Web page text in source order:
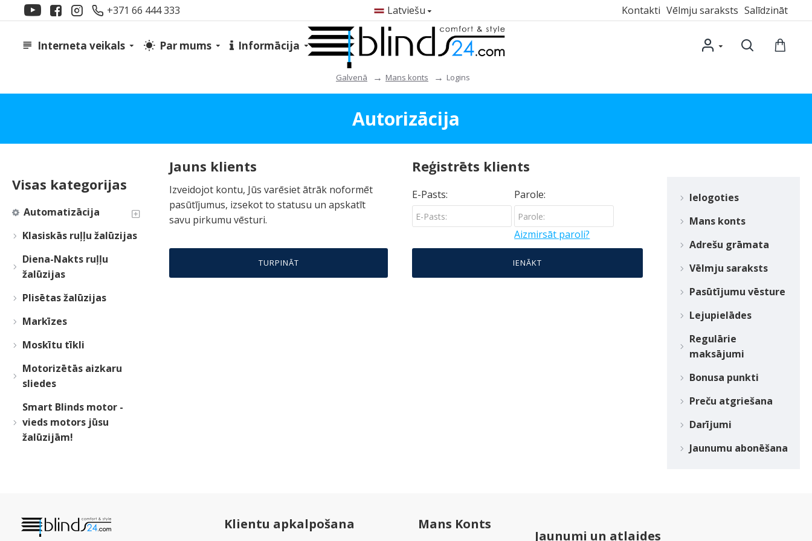
+371 66 444 333 Latviešu Kontakti Vēlmju saraksts Salīdzināt
Interneta veikals Par mums Informācija
Galvenā Mans konts Logins
Autorizācija
Visas kategorijas
Automatizācija
Klasiskās ruļļu žalūzijas
Diena-Nakts ruļļu
žalūzijas
Plisētas žalūzijas
Markīzes
Moskītu tīkli
Motorizētās aizkaru
sliedes
Smart Blinds motor -
vieds motors jūsu
žalūzijām!
Jauns klients
Izveidojot kontu, Jūs varēsiet ātrāk noformēt
pasūtījumus, izsekot to statusu un apskatīt
savu pirkumu vēsturi.
TURPINĀT
Reģistrēts klients
E-Pasts: Parole:
Aizmirsāt paroli?
IENĀKT
Ielogoties
Mans konts
Adrešu grāmata
Vēlmju saraksts
Pasūtījumu vēsture
Lejupielādes
Regulārie
maksājumi
Bonusa punkti
Preču atgriešana
Darījumi
Jaunumu abonēšana
Klientu apkalpošana Mans Konts
Jaunumi un atlaides